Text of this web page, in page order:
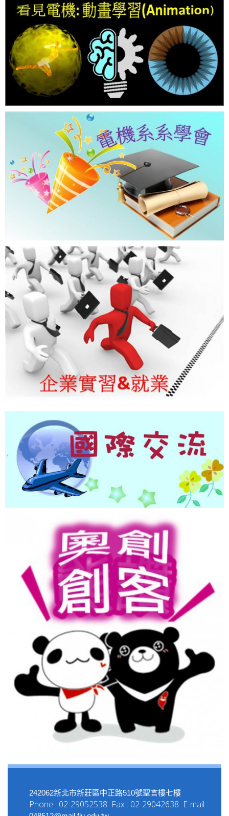
242062新北市新莊區中正路510號聖言樓七樓
Phone : 02-29052538 Fax : 02-29042638 E-mail :